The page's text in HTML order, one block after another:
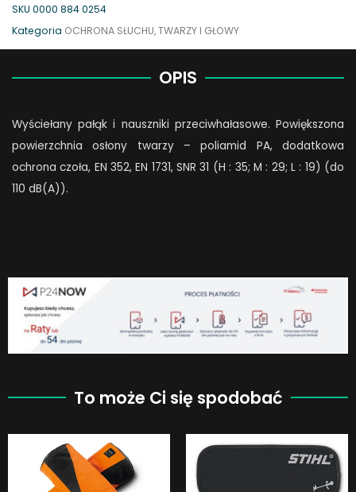
quantity
SKU 0000 884 0254
Kategoria OCHRONA SŁUCHU, TWARZY I GŁOWY
OPIS
Wyściełany pałąk i nauszniki przeciwhałasowe. Powiększona
powierzchnia osłony twarzy – poliamid PA, dodatkowa
ochrona czoła, EN 352, EN 1731, SNR 31 (H : 35; M : 29; L : 19) (do
110 dB(A)).
To może Ci się spodobać